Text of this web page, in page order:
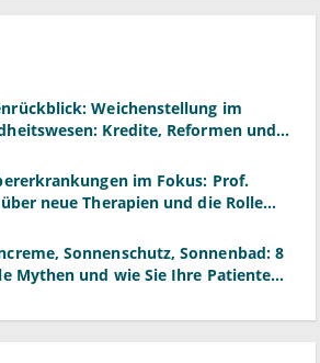
Weichenstellung im
Kredite, Reformen und
im Fokus: Prof.
neue Therapien und die Rolle
Sonnenschutz, Sonnenbad: 8
Mythen und wie Sie Ihre Patienten